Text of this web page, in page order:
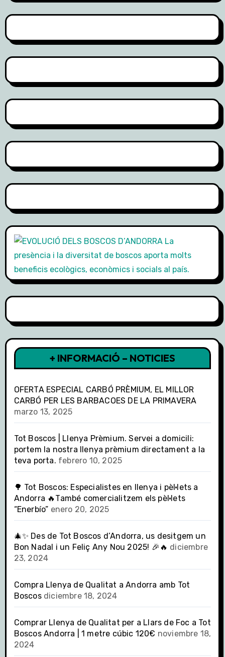
+ INFORMACIÓ – NOTICIES
OFERTA ESPECIAL CARBÓ PRÈMIUM, EL MILLOR
CARBÓ PER LES BARBACOES DE LA PRIMAVERA
marzo 13, 2025
Tot Boscos | Llenya Prèmium. Servei a domicili:
portem la nostra llenya prèmium directament a la
teva porta. febrero 10, 2025
🌳 Tot Boscos: Especialistes en llenya i pèl·lets a
Andorra 🔥També comercialitzem els pèl·lets
“Enerbío” enero 20, 2025
🎄✨ Des de Tot Boscos d’Andorra, us desitgem un
Bon Nadal i un Feliç Any Nou 2025! 🎉🔥 diciembre
23, 2024
Compra Llenya de Qualitat a Andorra amb Tot
Boscos diciembre 18, 2024
Comprar Llenya de Qualitat per a Llars de Foc a Tot
Boscos Andorra | 1 metre cúbic 120€ noviembre 18,
2024